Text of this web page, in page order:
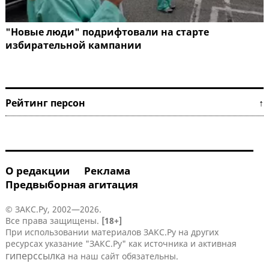
"Новые люди" подрифтовали на старте
избирательной кампании
Рейтинг персон ↑
О редакции
Реклама
Предвыборная агитация
© ЗАКС.Ру, 2002—2026.
Все права защищены. [18+]
При использовании материалов ЗАКС.Ру на других
ресурсах указание "ЗАКС.Ру" как источника и активная
гиперссылка на наш сайт обязательны.